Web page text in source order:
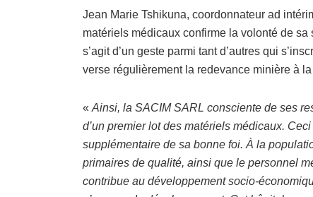
Jean Marie Tshikuna, coordonnateur ad
matériels médicaux confirme la volonté de sa
s’agit d’un geste parmi tant d’autres qui
verse régulièrement la redevance minière à
« Ainsi, la SACIM SARL consciente de ses
d’un premier lot des matériels médicaux.
supplémentaire de sa bonne foi. À la
primaires de qualité, ainsi que le personnel
contribue au développement socio-